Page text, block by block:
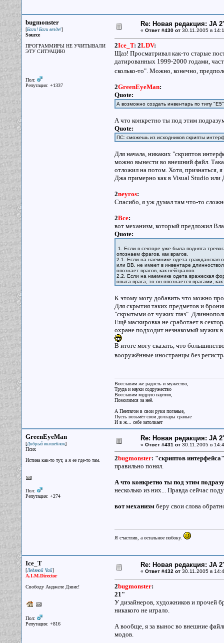
bugmonster
[Баги! Баги везде!]
Source
ПРОГРАММИРЫ НЕ УЧИТЫВАЛИ
ЭТУ СИТУАЦИЮ
Пол:
Репутация: +1337
Re: Новая редакция: JA
« Ответ #430 от30.11.2005 в
2Ice_T: 2LDV:
Щаз! Просматривал как-то старые
датированных 1999-2000 годами,
сколько-то". Можно, конечно,
2GreenEyeMan:
Quote:
А возможно создать инвентарь по типу
А что конкретно ты под этим
Quote:
ПС: сможешь из исходников скрипты
Для начала, никаких "скриптов
можно вынести во внешний файл.
отложил на потом. Хотя, признаться,
Джа примерно как в Visual Studio или
2neyros:
Спасибо, я уж думал там что-то
2Все:
вот механизм, который предложил
Quote:
1. Если в секторе уже была поднята
опознаем фрагов, как врагов.
2.1. Если на наемнике одета гражданская
или ВВ, не имеет в инвентаре
опознает врагов, как нейтралов.
2.2. Если на наемнике одета вражеская
опыта врага, то он опознается врагами,
К этому могу добавить что можно
Для скрытия таких предметов и
"скрытыми от чужих глаз".
Ещё маскировка не сработает в
охране подходит незнакомый мужик в
В итоге могу сказать, что
вооружённые иностранцы без
Восславим же радость и мужество,
Труда и науки содружество
Восславим мудрую партию,
Помолимся за неё.
А Пентагон в свои руки поганые,
Пусть возьмёт свои доллары сраные
И в ж... себе затолкает
GreenEyeMan
[Добрый волшебник]
Псих
Истина как-то тут, а я ее где-то там.
Пол:
Репутация: +274
Re: Новая редакция: JA
« Ответ #431 от30.11.2005 в
2bugmonster: "скриптов интерфейса"
правильно понял.
А что конкретно ты под этим
несколько из них... Правда сейчас
вот механизмберу свои слова
Я счастлив, а остальное побоку.
Ice_T
[Ледяной Чай]
A.I.M.Director
Свободу Анджеле Дэвис!
Пол:
Репутация: +816
Re: Новая редакция: JA
« Ответ #432 от30.11.2005 в
2bugmonster:
21"
У дизайнеров, художников и прочей
никакого не играло.
А вообще, я за вынос во внешние
модов.